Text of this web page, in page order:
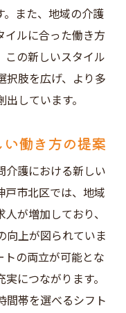
。また、地域の介護
イルに合った働き方
この新しいスタイル
択肢を広げ、より多
しています。
働き方の提案
介護における新しい
戸市北区では、地域
が増加しており、
向上が図られていま
トの両立が可能とな
につながります。
間帯を選べるシフト